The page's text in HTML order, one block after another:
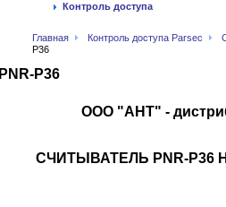
Контроль доступа
Главная Контроль доступа Parsec
P36
PNR-P36
ООО "АНТ" -
СЧИТЫВАТЕЛЬ PNR-